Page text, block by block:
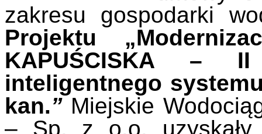
zakresu gospodarki
Projektu
KAPUŚCISKA –
inteligentnego
kan.” Miejskie
– Sp. z o.o.